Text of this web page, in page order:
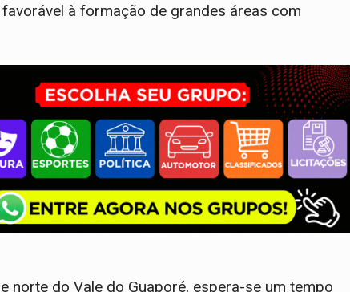
à formação de grandes áreas com
norte do Vale do Guaporé, espera-se um tempo